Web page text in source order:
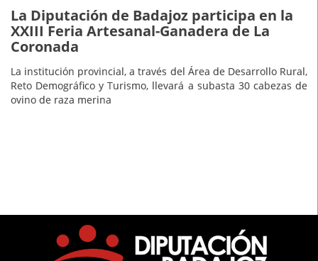
La Diputación de Badajoz participa en la
XXIII Feria Artesanal-Ganadera de La
Coronada
La institución provincial, a través del Área de Desarrollo Rural,
Reto Demográfico y Turismo, llevará a subasta 30 cabezas de
ovino de raza merina